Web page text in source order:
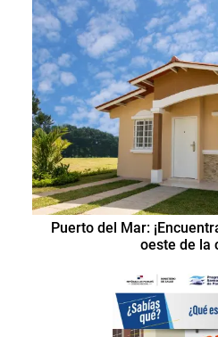
Puerto del Mar:
oeste de la